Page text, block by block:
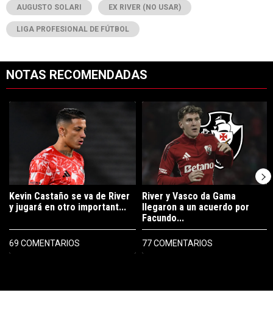
AUGUSTO SOLARI EX RIVER (NO USAR)
LIGA PROFESIONAL DE FÚTBOL
NOTAS RECOMENDADAS
Un artículo de tendencia con el título "Kevin Castaño se va de
Kevin Castaño se va de River
y jugará en otro important...
69 COMENTARIOS
Un artículo de tendencia con el
River y Vasco da Gama
llegaron a un acuerdo por
Facundo...
77 COMENTARIOS